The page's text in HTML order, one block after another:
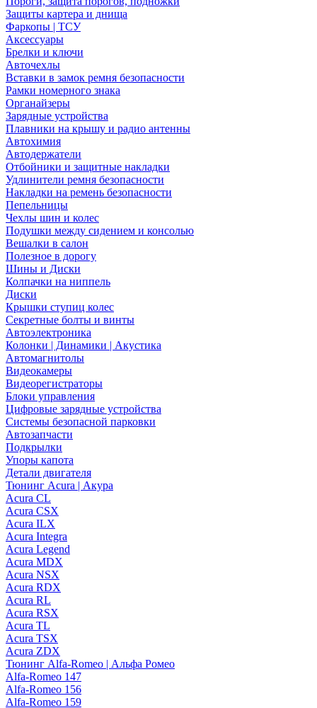
Защиты картера и днища
Фаркопы | ТСУ
Аксессуары
Брелки и ключи
Авточехлы
Вставки в замок ремня безопасности
Рамки номерного знака
Органайзеры
Зарядные устройства
Плавники на крышу и радио антенны
Автохимия
Автодержатели
Отбойники и защитные накладки
Удлинители ремня безопасности
Накладки на ремень безопасности
Пепельницы
Чехлы шин и колес
Подушки между сидением и консолью
Вешалки в салон
Полезное в дорогу
Шины и Диски
Колпачки на ниппель
Диски
Крышки ступиц колес
Секретные болты и винты
Автоэлектроника
Колонки | Динамики | Акустика
Автомагнитолы
Видеокамеры
Видеорегистраторы
Блоки управления
Цифровые зарядные устройства
Системы безопасной парковки
Автозапчасти
Подкрылки
Упоры капота
Детали двигателя
Тюнинг Acura | Акура
Acura CL
Acura CSX
Acura ILX
Acura Integra
Acura Legend
Acura MDX
Acura NSX
Acura RDX
Acura RL
Acura RSX
Acura TL
Acura TSX
Acura ZDX
Тюнинг Alfa-Romeo | Альфа Ромео
Alfa-Romeo 147
Alfa-Romeo 156
Alfa-Romeo 159